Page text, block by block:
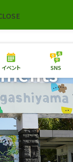
日の開園情報 チケ
MAP イベント
案内
植物園
イベント SNS